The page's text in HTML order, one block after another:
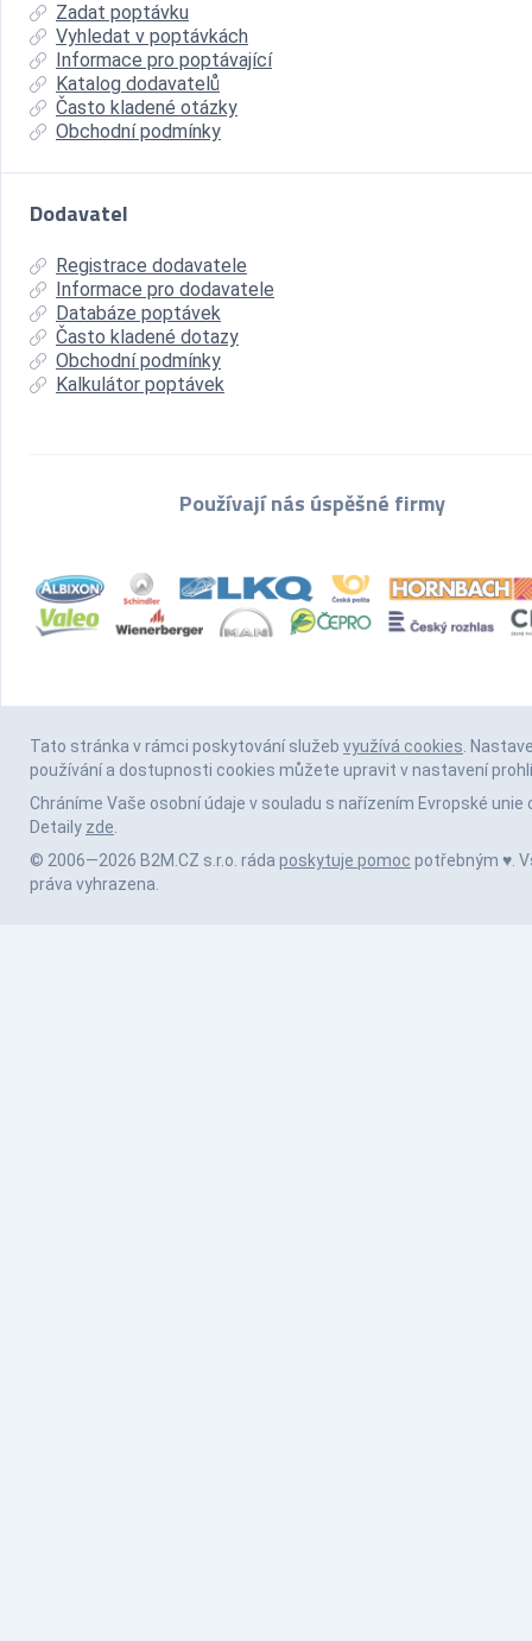
Zadat poptávku
Vyhledat v poptávkách
Informace pro poptávající
Katalog dodavatelů
Často kladené otázky
Obchodní podmínky
Dodavatel
Registrace dodavatele
Informace pro dodavatele
Databáze poptávek
Často kladené dotazy
Obchodní podmínky
Kalkulátor poptávek
Používají nás úspěšné firmy
Tato stránka v rámci poskytování služeb využívá cookies.
používání a dostupnosti cookies můžete upravit v nastavení
Chráníme Vaše osobní údaje v souladu s nařízením Evropské unie
Detaily zde.
© 2006—2026 B2M.CZ s.r.o. ráda poskytuje pomoc potřebným ♥️.
práva vyhrazena.